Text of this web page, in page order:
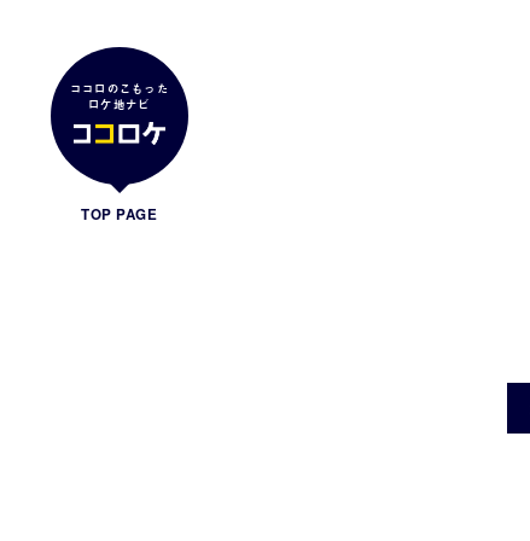
ココロのこもった
ロケ地ナビ
TOP PAGE